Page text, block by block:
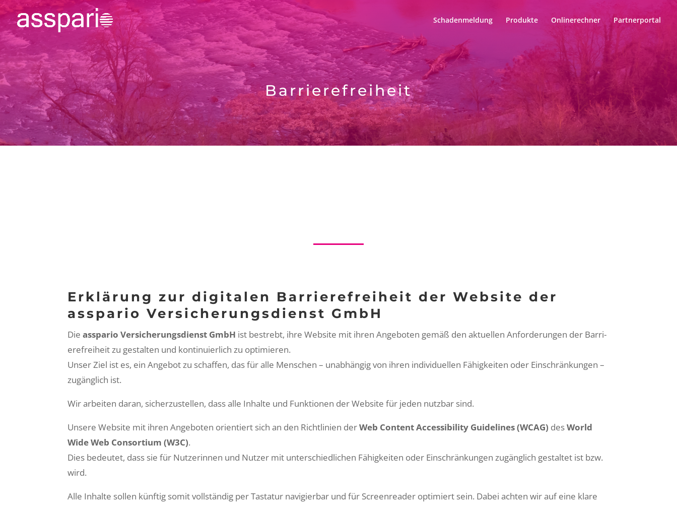
Schadenmeldung Produkte Onlinerechner Partnerportal
Barrierefreiheit
Erklärung zur digitalen Barrierefreiheit der Website der
asspario Versicherungsdienst GmbH
Dieass­pario Ver­sicherungs­di­enst GmbH ist bestrebt, ihre Web­site mit ihren Ange­boten gemäß den aktuellen Anforderun­gen der Bar­ri­
ere­frei­heit zu gestal­ten und kon­tinuier­lich zu opti­mieren.
Unser Ziel ist es, ein Ange­bot zu schaf­fen, das für alle Men­schen – unab­hängig von ihren indi­vidu­ellen Fähigkeit­en oder Ein­schränkun­gen –
zugänglich ist.
Wir arbeit­en daran, sicherzustellen, dass alle Inhalte und Funk­tio­nen der Web­site für jeden nutzbar sind.
Unsere Web­site mit ihren Ange­boten ori­en­tiert sich an den Richtlin­ien derWeb Con­tent Acces­si­bil­i­ty Guide­lines (WCAG) desWorld
Wide Web Con­sor­tium (W3C).
Dies bedeutet, dass sie für Nutzerin­nen und Nutzer mit unter­schiedlichen Fähigkeit­en oder Ein­schränkun­gen zugänglich gestal­tet ist bzw.
wird.
Alle Inhalte sollen kün­ftig somit voll­ständig per Tas­tatur navigier­bar und für Screen­read­er opti­miert sein. Dabei acht­en wir auf eine klare